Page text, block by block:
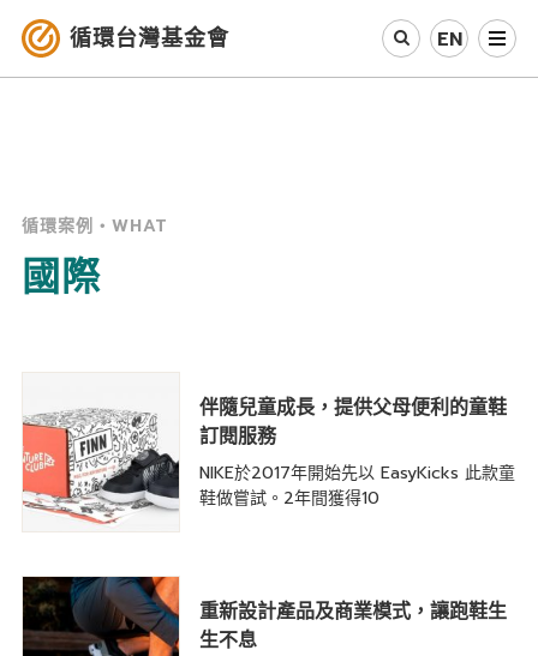
循環台灣基金會 EN
循環社會
其他資源
最新消息
關於我們
循環案例・WHAT
國際
伴隨兒童成長，提供父母便利的童鞋
訂閱服務
NIKE於2017年開始先以 EasyKicks 此款童
鞋做嘗試。2年間獲得10
重新設計產品及商業模式，讓跑鞋生
生不息